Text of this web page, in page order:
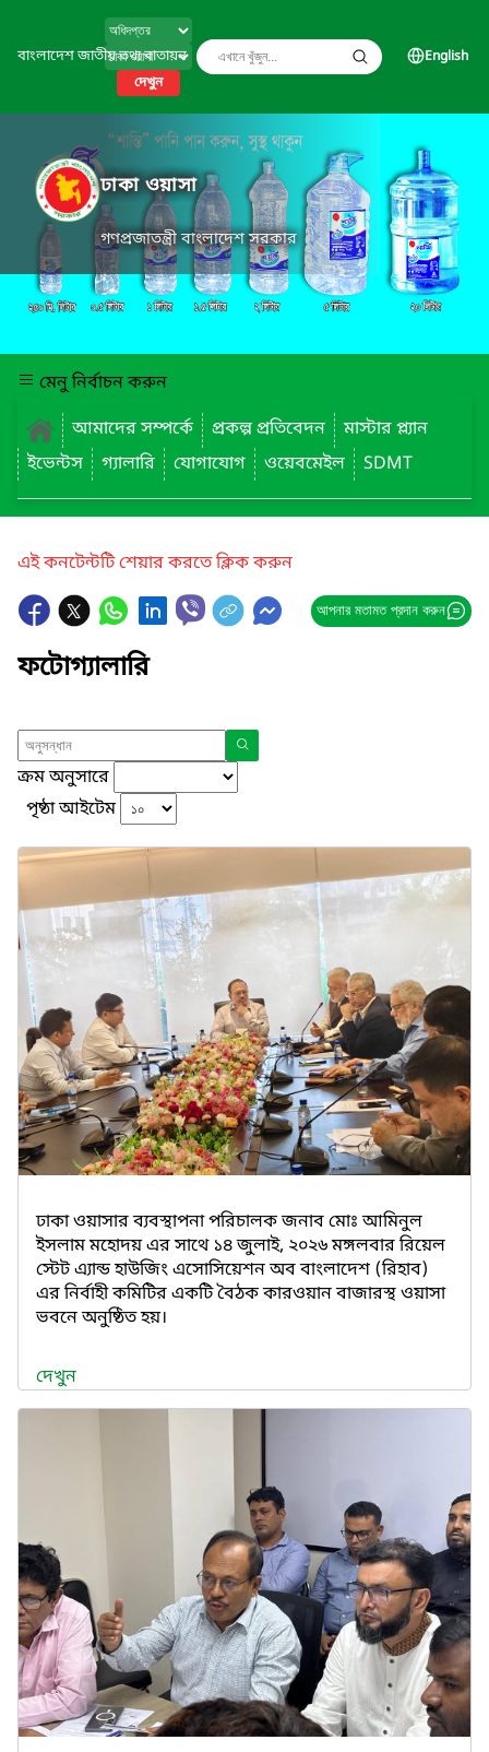
বাংলাদেশ জাতীয় তথ্য বাতায়ন
দেখুন
English
ঢাকা ওয়াসা
গণপ্রজাতন্ত্রী বাংলাদেশ সরকার
মেনু নির্বাচন করুন
আমাদের সম্পর্কে
প্রকল্প প্রতিবেদন
মাস্টার প্ল্যান
ইভেন্টস
গ্যালারি যোগাযোগ ওয়েবমেইল SDMT
এই কনটেন্টটি শেয়ার করতে ক্লিক করুন
আপনার মতামত প্রদান করুন
ফটোগ্যালারি
ক্রম অনুসারে
পৃষ্ঠা আইটেম
ঢাকা ওয়াসার ব্যবস্থাপনা পরিচালক জনাব মোঃ আমিনুল
ইসলাম মহোদয় এর সাথে ১৪ জুলাই, ২০২৬ মঙ্গলবার রিয়েল
স্টেট এ্যান্ড হাউজিং এসোসিয়েশন অব বাংলাদেশ (রিহাব)
এর নির্বাহী কমিটির একটি বৈঠক কারওয়ান বাজারস্থ ওয়াসা
ভবনে অনুষ্ঠিত হয়।
দেখুন